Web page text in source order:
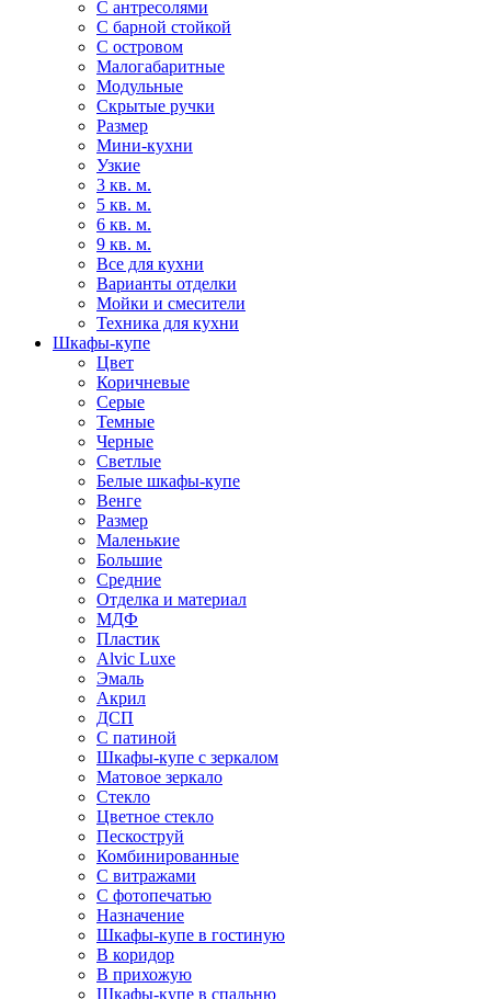
С антресолями
С барной стойкой
С островом
Малогабаритные
Модульные
Скрытые ручки
Размер
Мини-кухни
Узкие
3 кв. м.
5 кв. м.
6 кв. м.
9 кв. м.
Все для кухни
Варианты отделки
Мойки и смесители
Техника для кухни
Шкафы-купе
Цвет
Коричневые
Серые
Темные
Черные
Светлые
Белые шкафы-купе
Венге
Размер
Маленькие
Большие
Средние
Отделка и материал
МДФ
Пластик
Alvic Luxe
Эмаль
Акрил
ДСП
С патиной
Шкафы-купе с зеркалом
Матовое зеркало
Стекло
Цветное стекло
Пескоструй
Комбинированные
С витражами
С фотопечатью
Назначение
Шкафы-купе в гостиную
В коридор
В прихожую
Шкафы-купе в спальню